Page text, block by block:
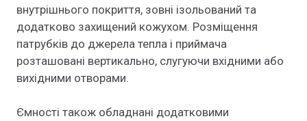
внутрішнього покриття, зовні ізольований та
додатково захищений кожухом. Розміщення
патрубків до джерела тепла і приймача
розташовані вертикально, слугуючи вхідними або
вихідними отворами.
Ємності також обладнані додатковими